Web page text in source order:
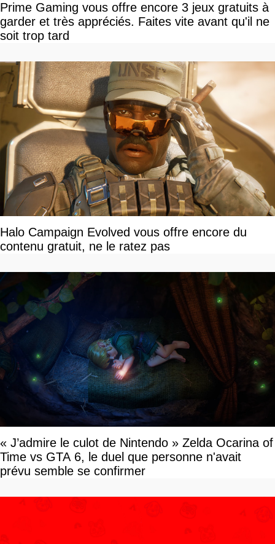
Prime Gaming vous offre encore 3 jeux gratuits à
garder et très appréciés. Faites vite avant qu'il ne
soit trop tard
Halo Campaign Evolved vous offre encore du
contenu gratuit, ne le ratez pas
« J’admire le culot de Nintendo » Zelda Ocarina of
Time vs GTA 6, le duel que personne n'avait
prévu semble se confirmer